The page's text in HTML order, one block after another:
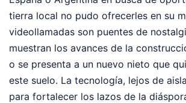
tierra local no pudo ofrecerles en su
videollamadas son puentes de
muestran los avances de la
o se presenta a un nuevo nieto que
este suelo. La tecnología, lejos de
para fortalecer los lazos de la